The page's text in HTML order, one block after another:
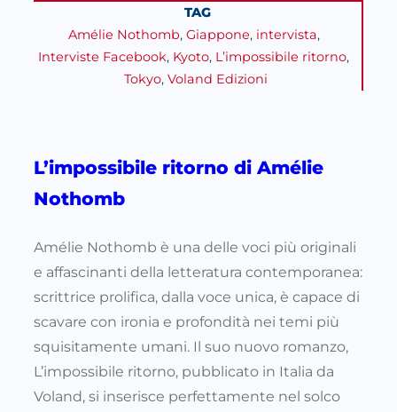
TAG
Amélie Nothomb, Giappone, intervista,
Interviste Facebook, Kyoto, L’impossibile ritorno
Tokyo, Voland Edizioni
L’impossibile ritorno di Amélie
Nothomb
Amélie Nothomb è una delle voci più originali
e affascinanti della letteratura contemporanea:
scrittrice prolifica, dalla voce unica, è capace di
scavare con ironia e profondità nei temi più
squisitamente umani. Il suo nuovo romanzo,
L’impossibile ritorno, pubblicato in Italia da
Voland, si inserisce perfettamente nel solco